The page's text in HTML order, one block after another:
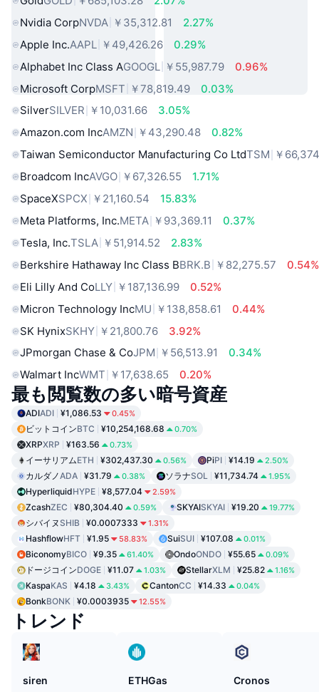
Nvidia CorpNVDA ￥35,312.81
2.27%
Apple Inc.AAPL ￥49,426.26
0.29%
Alphabet Inc Class AGOOGL ￥55,987.79
0.96%
Microsoft CorpMSFT ￥78,819.49
0.03%
SilverSILVER ￥10,031.66
3.05%
Amazon.com IncAMZN ￥43,290.48
0.82%
Taiwan Semiconductor Manufacturing Co LtdTSM ￥
Broadcom IncAVGO ￥67,326.55
1.71%
SpaceXSPCX ￥21,160.54
15.83%
Meta Platforms, Inc.META ￥93,369.11
0.37%
Tesla, Inc.TSLA ￥51,914.52
2.83%
Berkshire Hathaway Inc Class BBRK.B ￥82,275.57
0.54%
Eli Lilly And CoLLY ￥187,136.99
0.52%
Micron Technology IncMU ￥138,858.61
0.44%
SK HynixSKHY ￥21,800.76
3.92%
JPmorgan Chase & CoJPM ￥56,513.91
0.34%
Walmart IncWMT ￥17,638.65 0.20%
最も閲覧数の多い暗号資産
ADIADI ¥1,086.53 0.45%
ビットコインBTC ¥10,254,168.68 0.70%
XRPXRP ¥163.56 0.73%
イーサリアムETH ¥302,437.30 0.56% PiPI ¥14.19 2.50%
カルダノADA ¥31.79 0.38% ソラナSOL ¥11,734.74 1.95%
HyperliquidHYPE ¥8,577.04 2.59%
ZcashZEC ¥80,304.40 0.59% SKYAISKYAI ¥19.20 19.77%
シバイヌ SHIB ¥0.0007333 1.31%
HashflowHFT ¥1.95 58.83% SuiSUI ¥107.08 0.01%
BiconomyBICO ¥9.35 61.40% OndoONDO ¥55.65 0.09%
ドージコインDOGE ¥11.07 1.03% StellarXLM ¥25.82 1.16%
KaspaKAS ¥4.18 3.43% CantonCC ¥14.33 0.04%
BonkBONK ¥0.0003935 12.55%
トレンド
siren
ETHGas
Cronos